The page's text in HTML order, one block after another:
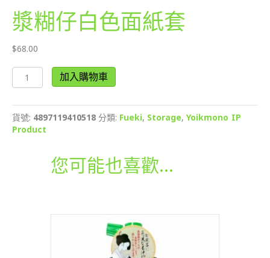
漿糊仔白色面紙套
$68.00
漿
糊
白
色
面
加入購物車
貨號: 4897119410518 分類: Fueki, Storage, Yoikmono IP
Product
您可能也喜歡…